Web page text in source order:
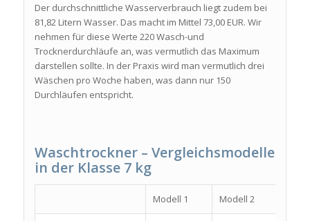
Der durchschnittliche Wasserverbrauch liegt zudem bei
81,82 Litern Wasser. Das macht im Mittel 73,00 EUR. Wir
nehmen für diese Werte 220 Wasch-und
Trocknerdurchläufe an, was vermutlich das Maximum
darstellen sollte. In der Praxis wird man vermutlich drei
Wäschen pro Woche haben, was dann nur 150
Durchläufen entspricht.
Waschtrockner – Vergleichsmodelle
in der Klasse 7 kg
Modell 1 Modell 2